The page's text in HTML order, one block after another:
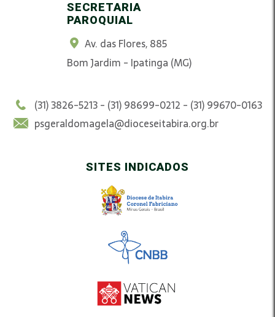
SECRETARIA
PAROQUIAL
Av. das Flores, 885
Bom Jardim - Ipatinga (MG)
(31) 3826-5213 - (31) 98699-0212 - (31) 99670-0163
psgeraldomagela@dioceseitabira.org.br
SITES INDICADOS